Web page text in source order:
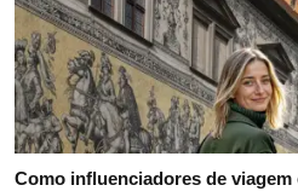
Como influenciadores de